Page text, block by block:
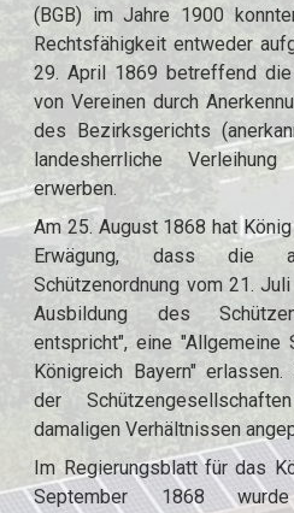
(BGB) im Jahre 1900
Rechtsfähigkeit entweder
29. April 1869 betreffend
von Vereinen durch
des Bezirksgerichts
landesherrliche
erwerben.
Am 25. August 1868 hat
Erwägung, dass die
Schützenordnung vom 21.
Ausbildung des
entspricht", eine "Allgemeine
Königreich Bayern"
der
damaligen Verhältnissen
Im Regierungsblatt für das
September 1868